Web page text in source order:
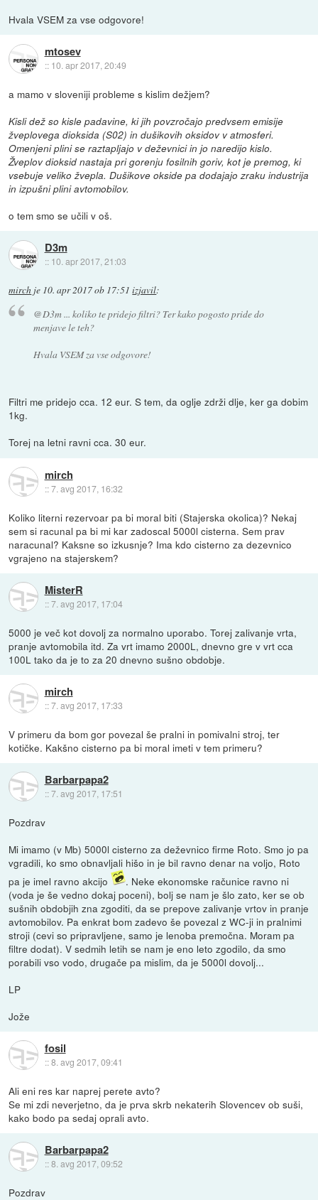
Hvala VSEM za vse odgovore!
mtosev
:: 10. apr 2017, 20:49
a mamo v sloveniji probleme s kislim dežjem?
Kisli dež so kisle padavine, ki jih povzročajo predvsem emisije
žveplovega dioksida (S02) in dušikovih oksidov v atmosferi.
Omenjeni plini se raztapljajo v deževnici in jo naredijo kislo.
Žveplov dioksid nastaja pri gorenju fosilnih goriv, kot je premog, ki
vsebuje veliko žvepla. Dušikove okside pa dodajajo zraku industrija
in izpušni plini avtomobilov.
o tem smo se učili v oš.
D3m
:: 10. apr 2017, 21:03
mirch je 10. apr 2017 ob 17:51 izjavil:
@D3m ... koliko te pridejo filtri? Ter kako pogosto pride do
menjave le teh?
Hvala VSEM za vse odgovore!
Filtri me pridejo cca. 12 eur. S tem, da oglje zdrži dlje, ker ga dobim
1kg.
Torej na letni ravni cca. 30 eur.
mirch
::7. avg 2017, 16:32
Koliko literni rezervoar pa bi moral biti (Stajerska okolica)? Nekaj
sem si racunal pa bi mi kar zadoscal 5000l cisterna. Sem prav
naracunal? Kaksne so izkusnje? Ima kdo cisterno za dezevnico
vgrajeno na stajerskem?
MisterR
::7. avg 2017, 17:04
5000 je več kot dovolj za normalno uporabo. Torej zalivanje vrta,
pranje avtomobila itd. Za vrt imamo 2000L, dnevno gre v vrt cca
100L tako da je to za 20 dnevno sušno obdobje.
mirch
::7. avg 2017, 17:33
V primeru da bom gor povezal še pralni in pomivalni stroj, ter
kotičke. Kakšno cisterno pa bi moral imeti v tem primeru?
Barbarpapa2
::7. avg 2017, 17:51
Pozdrav
Mi imamo (v Mb) 5000l cisterno za deževnico firme Roto. Smo jo pa
vgradili, ko smo obnavljali hišo in je bil ravno denar na voljo, Roto
pa je imel ravno akcijo
. Neke ekonomske računice ravno ni
(voda je še vedno dokaj poceni), bolj se nam je šlo zato, ker se ob
sušnih obdobjih zna zgoditi, da se prepove zalivanje vrtov in pranje
avtomobilov. Pa enkrat bom zadevo še povezal z WC-ji in pralnimi
stroji (cevi so pripravljene, samo je lenoba premočna. Moram pa
filtre dodat). V sedmih letih se nam je eno leto zgodilo, da smo
porabili vso vodo, drugače pa mislim, da je 5000l dovolj...
LP
Jože
fosil
::8. avg 2017, 09:41
Ali eni res kar naprej perete avto?
Se mi zdi neverjetno, da je prva skrb nekaterih Slovencev ob suši,
kako bodo pa sedaj oprali avto.
Barbarpapa2
::8. avg 2017, 09:52
Pozdrav